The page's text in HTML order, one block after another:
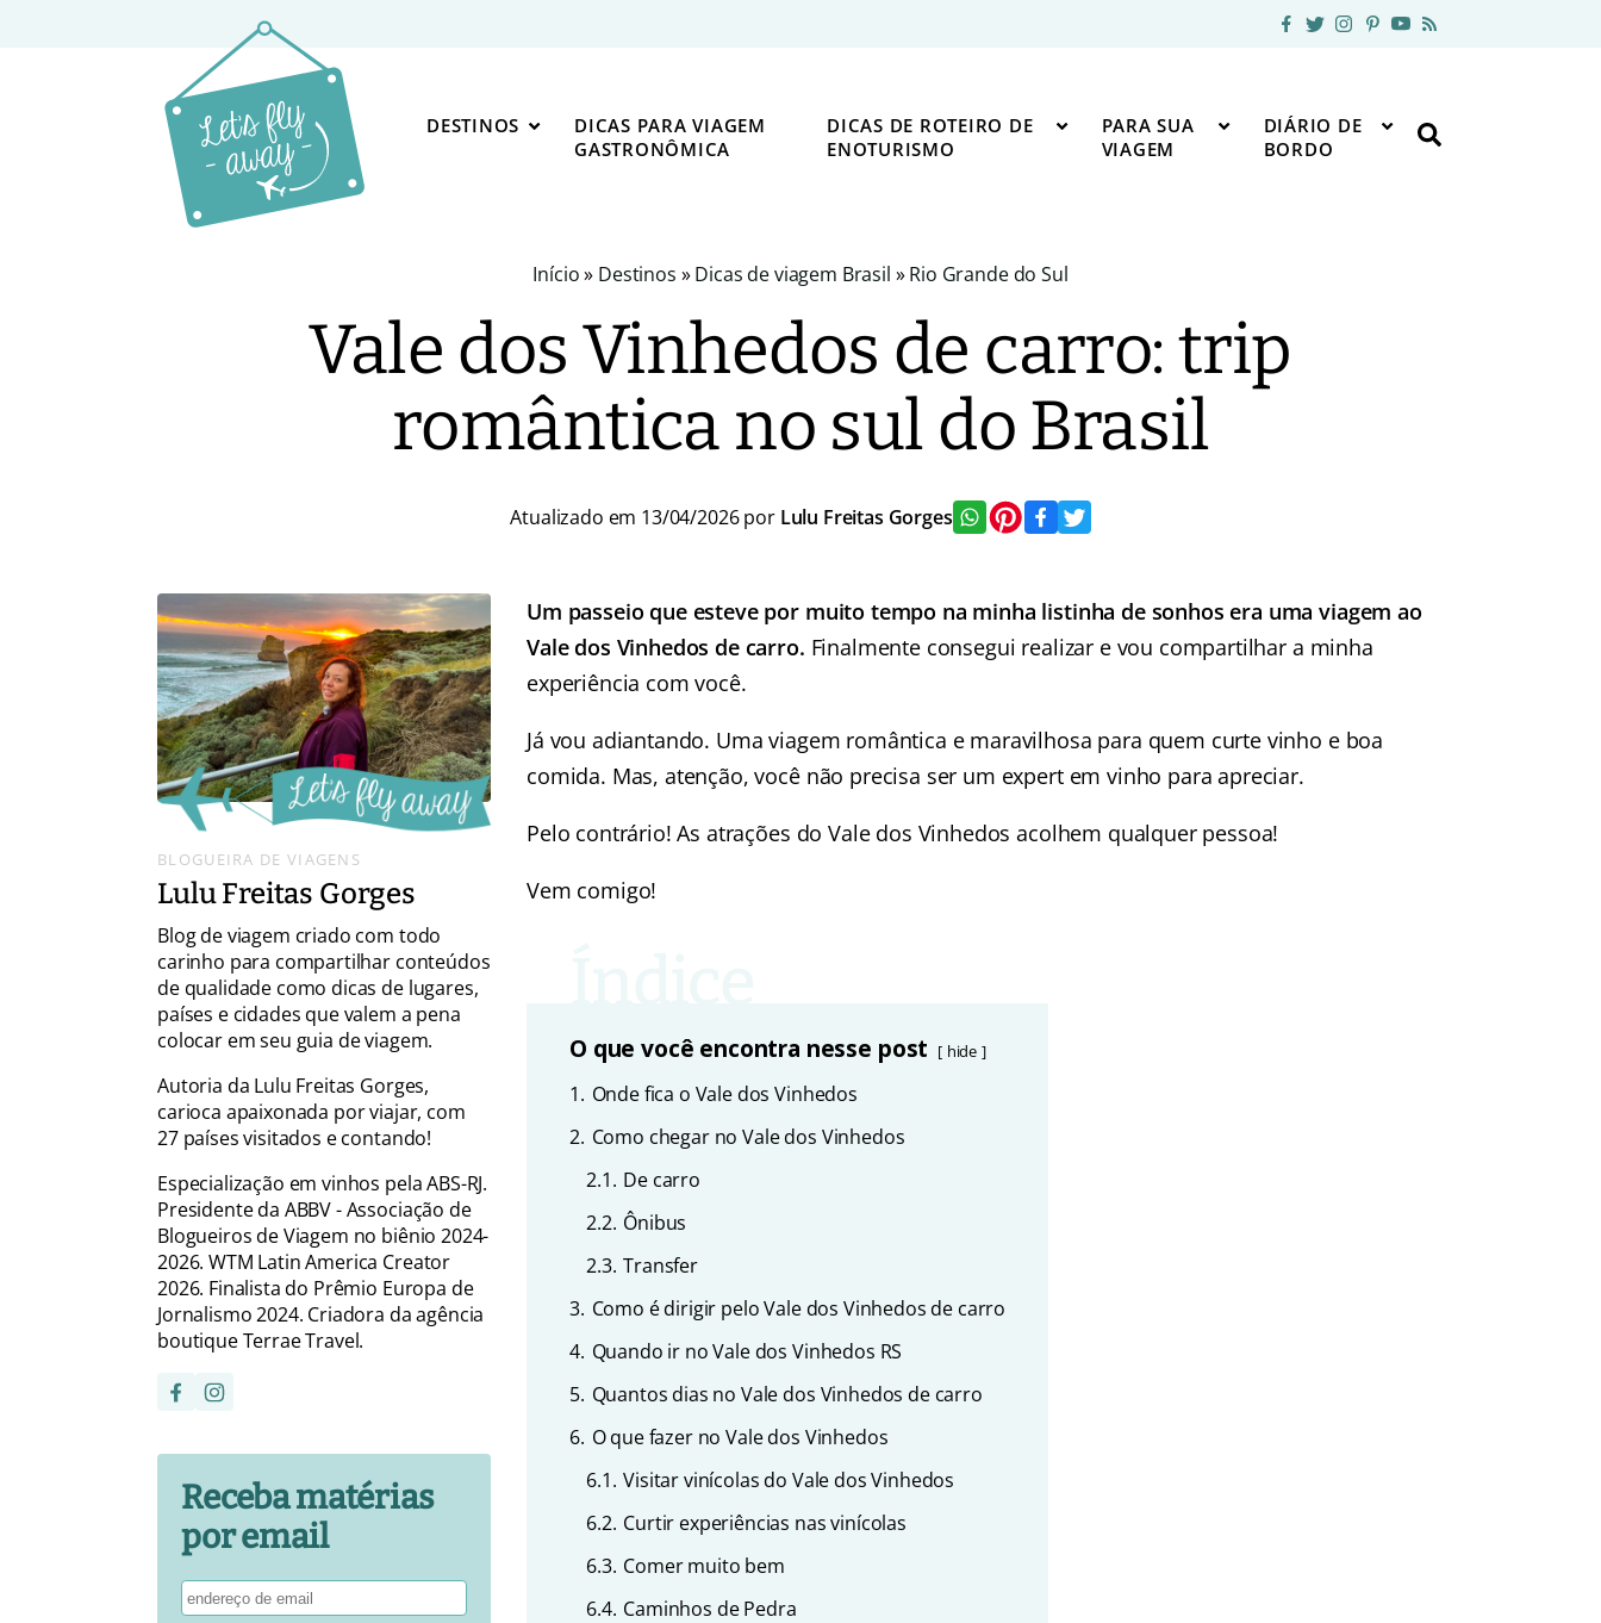
DESTINOS
DICAS PARA VIAGEM
GASTRONÔMICA
DICAS DE ROTEIRO DE
ENOTURISMO
PARA SUA
VIAGEM
DIÁRIO DE
BORDO
Início» Destinos »Dicas de viagem Brasil »Rio Grande do Sul
Vale dos Vinhedos de carro: trip
romântica no sul do Brasil
Atualizado em 13/04/2026 por Lulu Freitas Gorges
Um passeio que esteve por muito tempo na minha listinha de sonhos era uma viagem ao
Vale dos Vinhedos de carro. Finalmente consegui realizar e vou compartilhar a minha
experiência com você.
Já vou adiantando. Uma viagem romântica e maravilhosa para quem curte vinho e boa
comida. Mas, atenção, você não precisa ser um expert em vinho para apreciar.
Pelo contrário! As atrações do Vale dos Vinhedos acolhem qualquer pessoa!
Vem comigo!
O que você encontra nesse post hide
1. Onde fica o Vale dos Vinhedos
2. Como chegar no Vale dos Vinhedos
2.1. De carro
2.2. Ônibus
2.3. Transfer
3. Como é dirigir pelo Vale dos Vinhedos de carro
4. Quando ir no Vale dos Vinhedos RS
5. Quantos dias no Vale dos Vinhedos de carro
6. O que fazer no Vale dos Vinhedos
6.1. Visitar vinícolas do Vale dos Vinhedos
6.2. Curtir experiências nas vinícolas
6.3. Comer muito bem
6.4. Caminhos de Pedra
BLOGUEIRA DE VIAGENS
Lulu Freitas Gorges
Blog de viagem criado com todo
carinho para compartilhar conteúdos
de qualidade como dicas de lugares,
países e cidades que valem a pena
colocar em seu guia de viagem.
Autoria da Lulu Freitas Gorges,
carioca apaixonada por viajar, com
27 países visitados e contando!
Especialização em vinhos pela ABS-RJ.
Presidente da ABBV - Associação de
Blogueiros de Viagem no biênio 2024-
2026. WTM Latin America Creator
2026. Finalista do Prêmio Europa de
Jornalismo 2024. Criadora da agência
boutique Terrae Travel.
Receba matérias
por email